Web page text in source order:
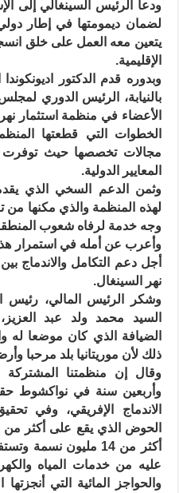
ودعا الرئيس السينغالي إلى
لضمان ديمومتها في إطار
يتعين معه العمل على خلق
الإقليمية.
وبدوره قدم الدكتور
بالنيابة، الرئيس الدوري
الأعضاء في منظمة استثمار
الخطوات التي قطعتها
مجالات تخصصها حيث
المعايير الدولية.
وثمن الدعم السخي الذي
لهذه المنظمة والذي مكنها من
وجه خدمة لرفاه شعوب
وأعرب عن أمله في استمرار
أجل دعم التكامل
نهر السينغال.
وشكر الرئيس المالي، رئيس
السيد محمد ولد عبد
الضيافة الذي كان موضعا له
ذلك لأن موريتانيا بلد مرحبا
وقال إن منظمتنا
وأربعين سنة في
الاندماج الإفريقي، وفي
أكثر من 14 مليون
عليه من خدمات المياه
والحواجز المائية التي